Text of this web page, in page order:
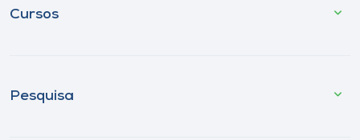
Cursos
Pesquisa